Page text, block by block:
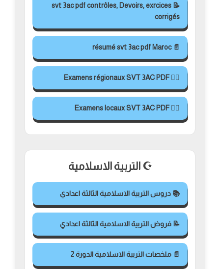
📝 svt 3ac pdf contrôles, Devoirs, exrcices
corrigés
📄 résumé svt 3ac pdf Maroc
✍🏻 Examens régionaux SVT 3AC PDF
✍🏻 Examens locaux SVT 3AC PDF
☪️ التربية الاسلامية
📚 دروس التربية الاسلامية الثالثة اعدادي
📝 فروض التربية الاسلامية الثالثة اعدادي
📄 ملخصات التربية الاسلامية الدورة 2